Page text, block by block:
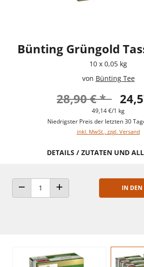
Bünting Grüngold
10 x 0,05 kg
von Bünting Tee
28,90 € *
49,14 €/1 kg
Niedrigster Preis der letzten 30
inkl. MwSt., zzgl. Versand
DETAILS / ZUTATEN UND
ANZAHL VERRINGERNANZAHL ERHÖHEN
IN DEN